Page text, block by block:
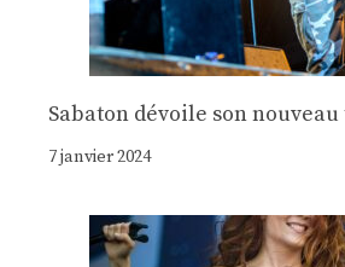
Sabaton dévoile son
7 janvier 2024